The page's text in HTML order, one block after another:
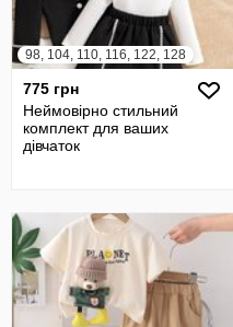
98, 104, 110, 116, 122, 128
775 грн
Неймовірно стильний
комплект для ваших
дівчаток